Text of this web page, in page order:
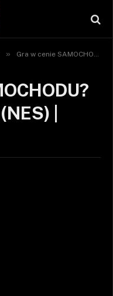
» Gra w cenie SAMOCHODU? Flintstones 1 + 2 (NES) | retro
|